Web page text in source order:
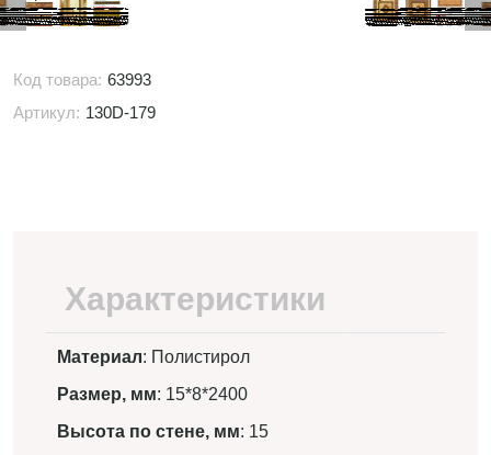
Код товара: 63993
Артикул: 130D-179
Характеристики
Материал: Полистирол
Размер, мм: 15*8*2400
Высота по стене, мм: 15